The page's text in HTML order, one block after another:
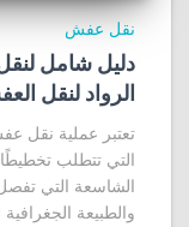
نقل عفش
دليل شامل
الرواد لنقل العفش
تعتبر عملية نقل
التي تتطلب
والطبيعة